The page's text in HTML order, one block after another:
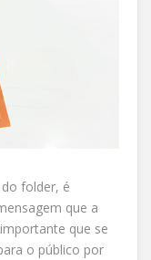
folder, é
que a
que se
o público por